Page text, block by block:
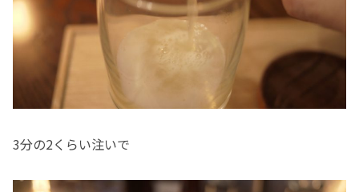
3分の2くらい注いで